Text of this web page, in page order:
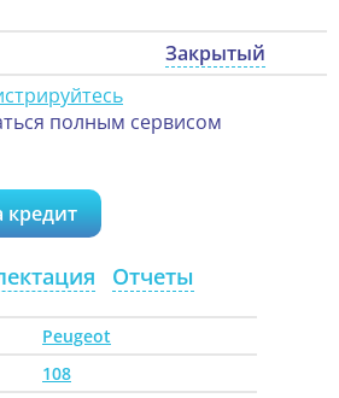
Закрытый
полным сервисом
кредит
Отчеты
Peugeot
108